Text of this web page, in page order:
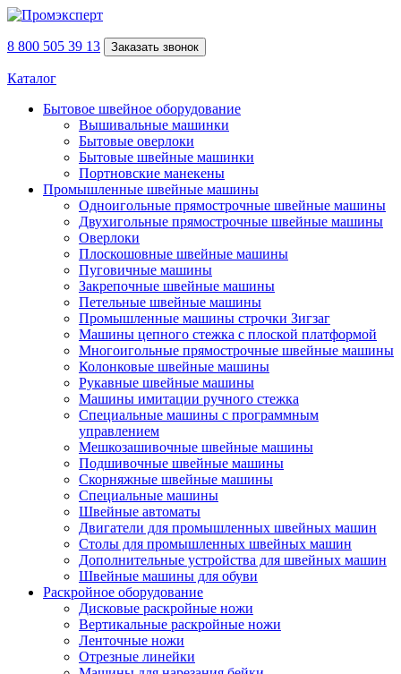
8 800 505 39 13 Заказать звонок
Каталог
Бытовое швейное оборудование
Вышивальные машинки
Бытовые оверлоки
Бытовые швейные машинки
Портновские манекены
Промышленные швейные машины
Одноигольные прямострочные швейные машины
Двухигольные прямострочные швейные машины
Оверлоки
Плоскошовные швейные машины
Пуговичные машины
Закрепочные швейные машины
Петельные швейные машины
Промышленные машины строчки Зигзаг
Машины цепного стежка с плоской платформой
Многоигольные прямострочные швейные машины
Колонковые швейные машины
Рукавные швейные машины
Машины имитации ручного стежка
Специальные машины с программным
управлением
Мешкозашивочные швейные машины
Подшивочные швейные машины
Скорняжные швейные машины
Специальные машины
Швейные автоматы
Двигатели для промышленных швейных машин
Столы для промышленных швейных машин
Дополнительные устройства для швейных машин
Швейные машины для обуви
Раскройное оборудование
Дисковые раскройные ножи
Вертикальные раскройные ножи
Ленточные ножи
Отрезные линейки